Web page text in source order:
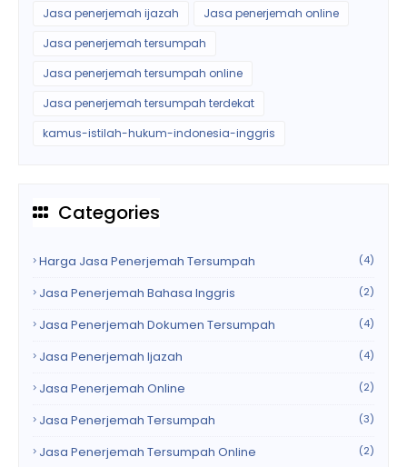
Jasa penerjemah ijazah
Jasa penerjemah online
Jasa penerjemah tersumpah
Jasa penerjemah tersumpah online
Jasa penerjemah tersumpah terdekat
kamus-istilah-hukum-indonesia-inggris
Categories
Harga Jasa Penerjemah Tersumpah (4)
Jasa Penerjemah Bahasa Inggris (2)
Jasa Penerjemah Dokumen Tersumpah (4)
Jasa Penerjemah Ijazah (4)
Jasa Penerjemah Online (2)
Jasa Penerjemah Tersumpah (3)
Jasa Penerjemah Tersumpah Online (2)